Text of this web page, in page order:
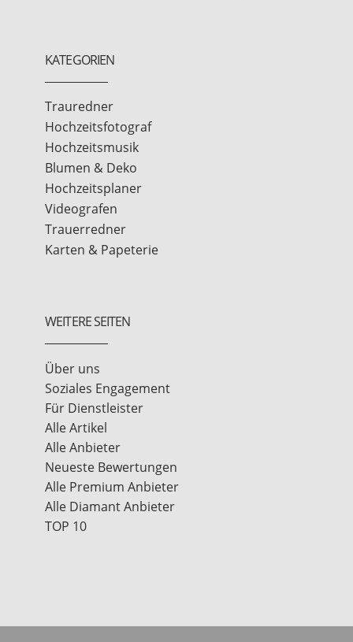
KATEGORIEN
Trauredner
Hochzeitsfotograf
Hochzeitsmusik
Blumen & Deko
Hochzeitsplaner
Videografen
Trauerredner
Karten & Papeterie
WEITERE SEITEN
Über uns
Soziales Engagement
Für Dienstleister
Alle Artikel
Alle Anbieter
Neueste Bewertungen
Alle Premium Anbieter
Alle Diamant Anbieter
TOP 10